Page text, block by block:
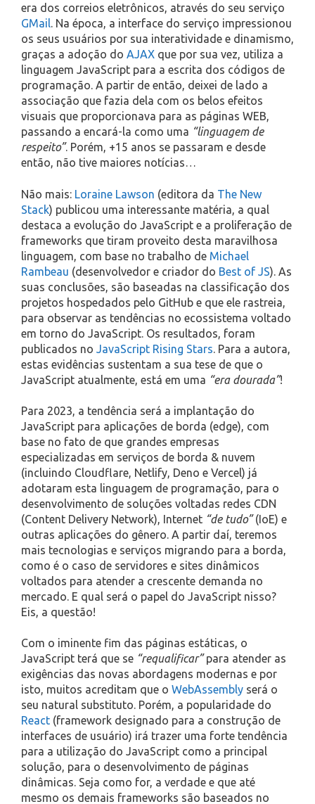
era dos correios eletrônicos, através do seu serviço
GMail. Na época, a interface do serviço impressionou
os seus usuários por sua interatividade e dinamismo,
graças a adoção do AJAX que por sua vez, utiliza a
linguagem JavaScript para a escrita dos códigos de
programação. A partir de então, deixei de lado a
associação que fazia dela com os belos efeitos
visuais que proporcionava para as páginas WEB,
passando a encará-la como uma “linguagem de
respeito”. Porém, +15 anos se passaram e desde
então, não tive maiores notícias…
Não mais: Loraine Lawson (editora da The New
Stack) publicou uma interessante matéria, a qual
destaca a evolução do JavaScript e a proliferação de
frameworks que tiram proveito desta maravilhosa
linguagem, com base no trabalho de Michael
Rambeau (desenvolvedor e criador do Best of JS). As
suas conclusões, são baseadas na classificação dos
projetos hospedados pelo GitHub e que ele rastreia,
para observar as tendências no ecossistema voltado
em torno do JavaScript. Os resultados, foram
publicados no JavaScript Rising Stars . Para a autora,
estas evidências sustentam a sua tese de que o
JavaScript atualmente, está em uma “era dourada”!
Para 2023, a tendência será a implantação do
JavaScript para aplicações de borda (edge), com
base no fato de que grandes empresas
especializadas em serviços de borda & nuvem
(incluindo Cloudflare, Netlify, Deno e Vercel) já
adotaram esta linguagem de programação, para o
desenvolvimento de soluções voltadas redes CDN
(Content Delivery Network), Internet “de tudo”(IoE) e
outras aplicações do gênero. A partir daí, teremos
mais tecnologias e serviços migrando para a borda,
como é o caso de servidores e sites dinâmicos
voltados para atender a crescente demanda no
mercado. E qual será o papel do JavaScript nisso?
Eis, a questão!
Com o iminente fim das páginas estáticas, o
JavaScript terá que se “requalificar”para atender as
exigências das novas abordagens modernas e por
isto, muitos acreditam que o WebAssembly será o
seu natural substituto. Porém, a popularidade do
React (framework designado para a construção de
interfaces de usuário) irá trazer uma forte tendência
para a utilização do JavaScript como a principal
solução, para o desenvolvimento de páginas
dinâmicas. Seja como for, a verdade e que até
mesmo os demais frameworks são baseados no